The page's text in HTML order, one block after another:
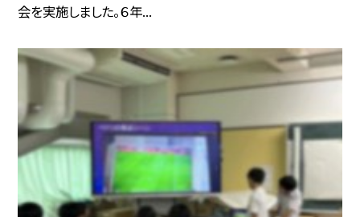
会を実施しました。６年...